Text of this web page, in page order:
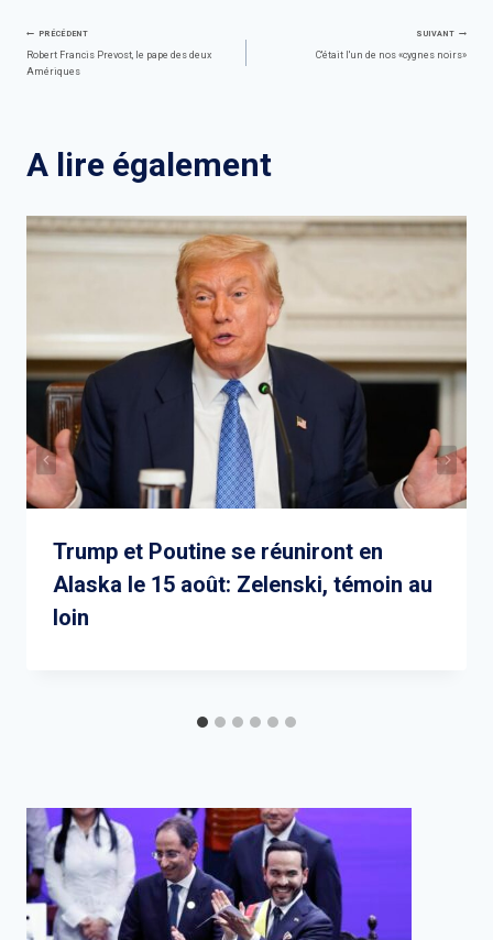
Navigation
PRÉCÉDENT
Robert Francis Prevost, le pape des deux
Amériques
SUIVANT
C'était l'un de nos «cygnes noirs»
A lire également
Trump et Poutine se réuniront en
Alaska le 15 août: Zelenski, témoin au
loin